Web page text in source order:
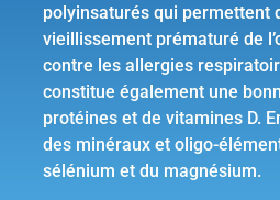
polyinsaturés qui permettent
vieillissement prématuré de
contre les allergies
constitue également une
protéines et de vitamines D.
des minéraux et oligo-
sélénium et du magnésium.